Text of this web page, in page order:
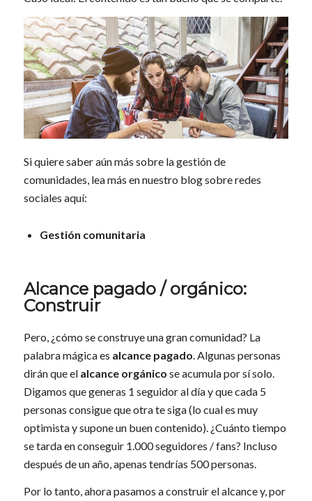
Si quiere saber aún más sobre la gestión de
comunidades, lea más en nuestro blog sobre redes
sociales aquí:
Gestión comunitaria
Alcance pagado / orgánico:
Construir
Pero, ¿cómo se construye una gran comunidad? La
palabra mágica es alcance pagado . Algunas personas
dirán que el alcance orgánico se acumula por sí solo.
Digamos que generas 1 seguidor al día y que cada 5
personas consigue que otra te siga (lo cual es muy
optimista y supone un buen contenido). ¿Cuánto tiempo
se tarda en conseguir 1.000 seguidores / fans? Incluso
después de un año, apenas tendrías 500 personas.
Por lo tanto, ahora pasamos a construir el alcance y, por